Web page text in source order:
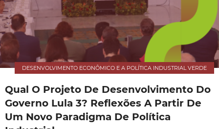
DESENVOLVIMENTO ECONÔMICO E A POLÍTICA INDUSTRIAL VERDE
Qual O Projeto De Desenvolvimento Do
Governo Lula 3? Reflexões A Partir De
Um Novo Paradigma De Política